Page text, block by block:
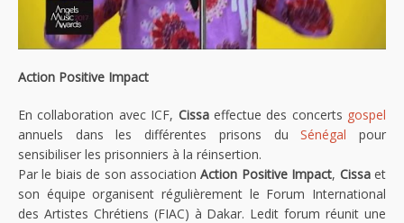
Action Positive Impact
En collaboration avec ICF, Cissaeffectue des concerts gospel
annuels dans les différentes prisons duSénégal pour
sensibiliser les prisonniers à la réinsertion.
Par le biais de son associationAction Positive Impact, Cissaet
son équipe organisent régulièrement le Forum International
des Artistes Chrétiens (FIAC) à Dakar. Ledit forum réunit une